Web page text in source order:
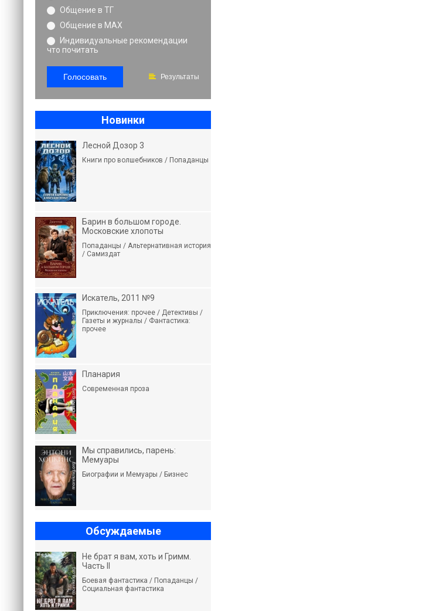
Общение в ТГ
Общение в MAX
Индивидуальные рекомендации
что почитать
Голосовать Результаты
Новинки
Лесной Дозор 3
Книги про волшебников / Попаданцы
Барин в большом городе.
Московские хлопоты
Попаданцы / Альтернативная история
/ Самиздат
Искатель, 2011 №9
Приключения: прочее / Детективы /
Газеты и журналы / Фантастика:
прочее
Планария
Современная проза
Мы справились, парень:
Мемуары
Биографии и Мемуары / Бизнес
Обсуждаемые
Не брат я вам, хоть и Гримм.
Часть II
Боевая фантастика / Попаданцы /
Социальная фантастика